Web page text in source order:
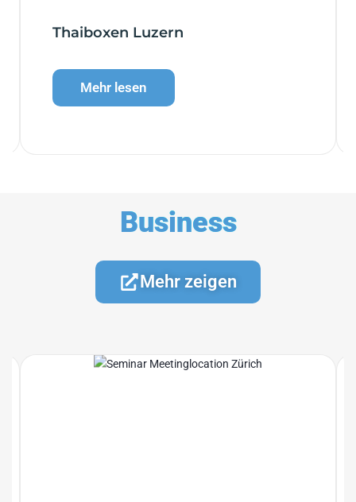
Thaiboxen Luzern
Mehr lesen
Business
Mehr zeigen